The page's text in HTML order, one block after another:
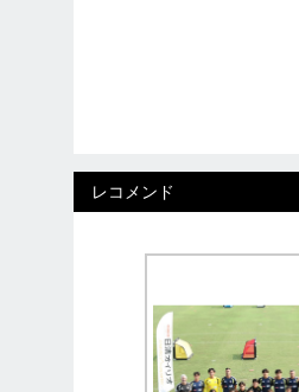
レコメンド